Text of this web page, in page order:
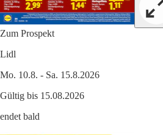
Zum Prospekt
Lidl
Mo. 10.8. - Sa. 15.8.2026
Gültig bis 15.08.2026
endet bald